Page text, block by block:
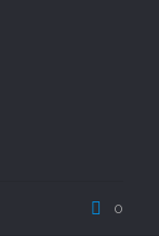
0